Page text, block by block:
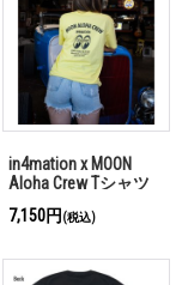
in4mation x MOON
Aloha Crew Tシャツ
7,150円 (税込)